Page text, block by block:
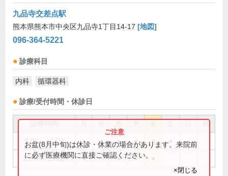
九品寺交差点駅
熊本県熊本市中央区九品寺1丁目14-17 [地図]
096-364-5221
診療科目
内科 循環器科
診療/受付時間・休診日
祝
9:00～13:00 ● ● ● ● ●
15:00～19:00 ● ● ●
お盆(8月中旬)は休診・休業の場合があります。来院前
に必ず医療機関に直接ご確認ください。
×閉じる